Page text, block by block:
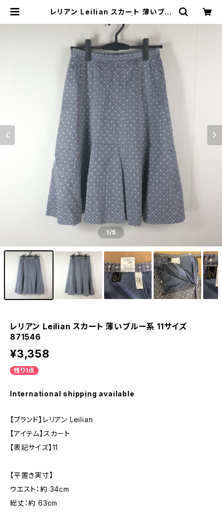
レリアン Leilian スカート 薄いブル
tore
1/5
レリアン Leilian スカート 薄いブルー系 11サイズ
871546
¥3,358
残り1点
International shipping available
【ブランド】レリアン Leilian
【アイテム】スカート
【表記サイズ】11
【平置き実寸】
ウエスト：約 34cm
総丈：約 63cm